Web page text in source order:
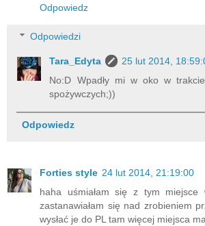
Odpowiedz
Odpowiedzi
Tara_Edyta
25 lut 2014,
No:D Wpadły mi w oko w
spożywczych;))
Odpowiedz
Forties style 24 lut 2014, 21:19:00
haha uśmiałam się z tym
zastanawiałam się nad zrobieniem
wysłać je do PL tam więcej miejsca